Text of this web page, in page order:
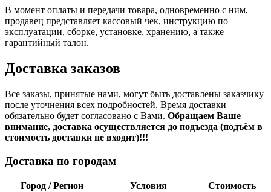
В момент оплаты и передачи товара, одновременно с ним,
продавец представляет кассовый чек, инструкцию по
эксплуатации, сборке, установке, хранению, а также
гарантийный талон.
Доставка заказов
Все заказы, принятые нами, могут быть доставлены заказчику
после уточнения всех подробностей. Время доставки
обязательно будет согласовано с Вами. Обращаем Ваше
внимание, доставка осуществляется до подъезда (подъём в
стоимость доставки не входит)!!!
Доставка по городам
Город / Регион Условия
Стоимость